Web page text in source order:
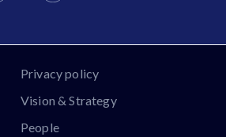
Privacy policy
Vision & Strategy
People